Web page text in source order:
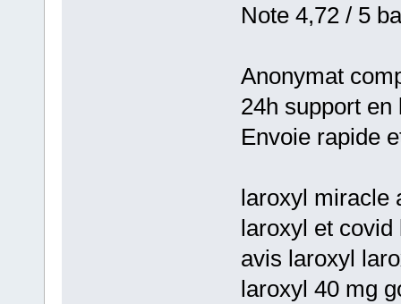
Note 4,72 / 5
Anonymat
24h support en
Envoie rapide
laroxyl miracle
laroxyl et
avis laroxyl
laroxyl 40 mg